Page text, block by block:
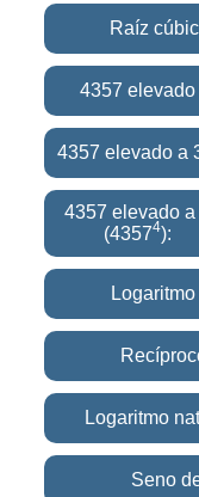
Raíz
4357 elevado
4357 elevado a
4357 elevado a
(43574):
Logaritmo
Seno